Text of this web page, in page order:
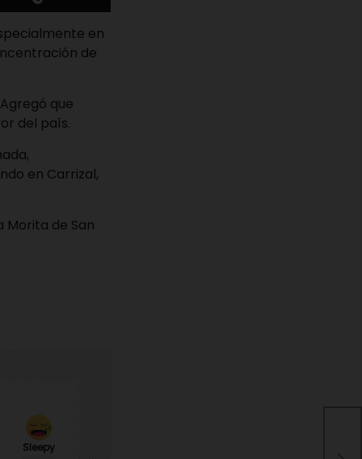
en
de
que
del país.
en Carrizal,
de San
Sleepy